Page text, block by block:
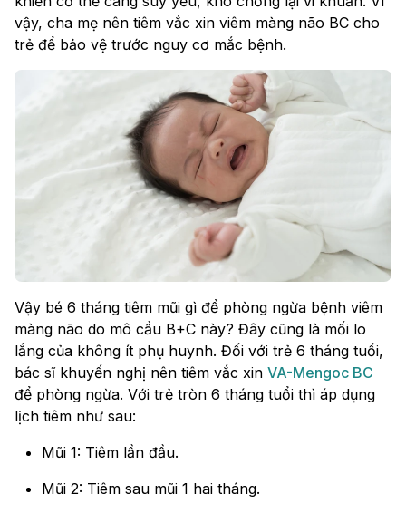
vậy, cha mẹ nên tiêm vắc xin viêm màng não BC cho
trẻ để bảo vệ trước nguy cơ mắc bệnh.
Vậy bé 6 tháng tiêm mũi gì để phòng ngừa bệnh viêm
màng não do mô cầu B+C này? Đây cũng là mối lo
lắng của không ít phụ huynh. Đối với trẻ 6 tháng tuổi,
bác sĩ khuyến nghị nên tiêm vắc xin VA-Mengoc BC
để phòng ngừa. Với trẻ tròn 6 tháng tuổi thì áp dụng
lịch tiêm như sau:
Mũi 1: Tiêm lần đầu.
Mũi 2: Tiêm sau mũi 1 hai tháng.